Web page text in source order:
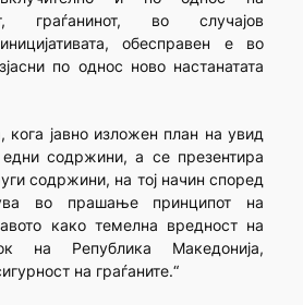
граѓанинот, во случајов
обесправен е во
по однос ново настанатата
кога јавно изложен план на увид
содржини, а се презентира
содржини, на тој начин според
во прашање принципот на
како темелна вредност на
на Република Македонија,
на граѓаните.“